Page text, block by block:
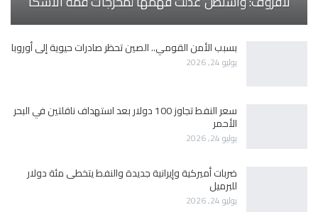
بسبب الأمن القومي.. الصين تحظر صادرات حيوية إلى أوروبا
يوليو 24, 2026
سعر النفط تجاوز 100 دولار بعد استهداف ناقلتين في البحر
الأحمر
يوليو 24, 2026
ضربات أميركية وإيرانية جديدة والنفط يتخطى مئة دولار
للبرميل
يوليو 24, 2026